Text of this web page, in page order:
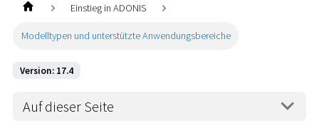
Einstieg in ADONIS
Modelltypen und unterstützte Anwendungsbereiche
Version: 17.4
Auf dieser Seite